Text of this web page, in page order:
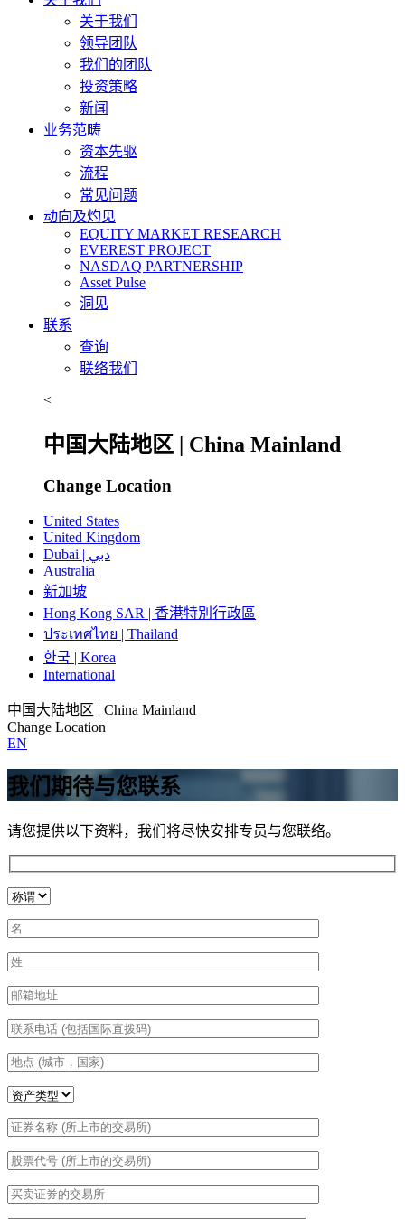
关于我们
领导团队
我们的团队
投资策略
新闻
业务范畴
资本先驱
流程
常见问题
动向及灼见
EQUITY MARKET RESEARCH
EVEREST PROJECT
NASDAQ PARTNERSHIP
Asset Pulse
洞见
联系
查询
联络我们
<
中国大陆地区 | China Mainland
Change Location
United States
United Kingdom
Dubai | دبي
Australia
新加坡
Hong Kong SAR | 香港特別行政區
ประเทศไทย | Thailand
한국 | Korea
International
中国大陆地区 | China Mainland
Change Location
EN
我们期待与您联系
请您提供以下资料，我们将尽快安排专员与您联络。